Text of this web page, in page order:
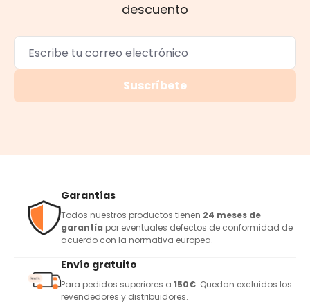
descuento
Suscríbete
Garantías
Todos nuestros productos tienen 24 meses de
garantía por eventuales defectos de conformidad de
acuerdo con la normativa europea.
Envío gratuito
Para pedidos superiores a 150€. Quedan excluidos los
revendedores y distribuidores.